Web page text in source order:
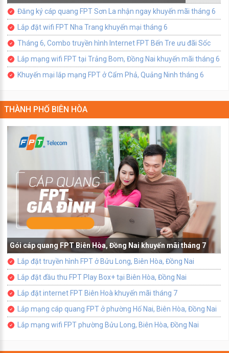
Đăng ký cáp quang FPT Sơn La nhận ngay khuyến mãi tháng 6
Lắp đặt wifi FPT Nha Trang khuyến mại tháng 6
Tháng 6, Combo truyền hình Internet FPT Bến Tre ưu đãi Sốc
Lắp mạng wifi FPT tại Trảng Bom, Đồng Nai khuyến mãi tháng 6
Khuyến mại lắp mạng FPT ở Cẩm Phả, Quảng Ninh tháng 6
THÀNH PHỐ BIÊN HÒA
Gói cáp quang FPT Biên Hòa, Đồng Nai khuyến mãi tháng 7
Lắp đặt truyền hình FPT ở Bửu Long, Biên Hòa, Đồng Nai
Lắp đặt đầu thu FPT Play Box+ tại Biên Hòa, Đồng Nai
Lắp đặt internet FPT Biên Hoà khuyến mãi tháng 7
Lắp mạng cáp quang FPT ở phường Hố Nai, Biên Hòa, Đồng Nai
Lắp mạng wifi FPT phường Bửu Long, Biên Hòa, Đồng Nai